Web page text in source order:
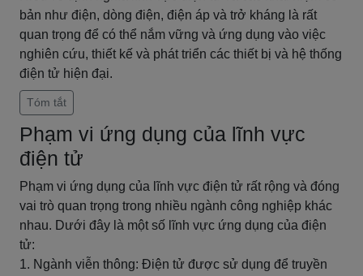
bản như điện, dòng điện, điện áp và trở kháng là rất
quan trọng để có thể nắm vững và ứng dụng vào việc
nghiên cứu, thiết kế và phát triển các thiết bị và hệ thống
điện tử hiện đại.
Tóm tắt
Phạm vi ứng dụng của lĩnh vực
điện tử
Phạm vi ứng dụng của lĩnh vực điện tử rất rộng và đóng
vai trò quan trọng trong nhiều ngành công nghiệp khác
nhau. Dưới đây là một số lĩnh vực ứng dụng của điện
tử:
1. Ngành viễn thông: Điện tử được sử dụng để truyền